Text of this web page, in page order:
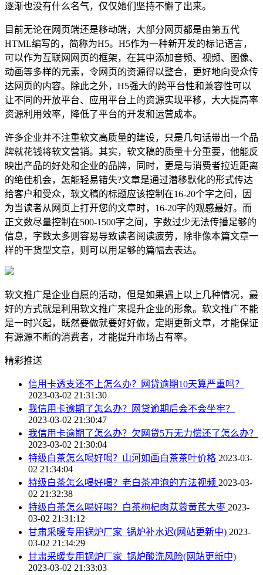
逐渐也没有什么名气，仅仅她们坚持不懈了出来。
目前无论在网页端还是移动端，大部分网页都是由第五代
HTML编写的，简称为H5。H5作为一种新开发的标记语言，
可以作为互联网网页的框架，在其中添加音频、视频、图像、
动画等多样的元素，令网页的资源得以整合，更好地向受众传
达网页的内容。除此之外，H5强大的跨平台性和兼容性可以
让不同的开放平台、应用平台上的资源实现平移，大大提高率
资源利用效率，降低了平台的开发和运营成本。
许多企业并不注重软文高质量的建设，只是几句话带出一个品
牌就花钱将软文营销。其实，软文稿的质量十分重要，他能反
映出产品的好处和企业的品牌，同时，更是与消费者拉近距离
的绝佳机会，怎能轻易错失?文章是通过潜移默化的形式传达
给客户和受众，软文稿的标题应该控制在16-20个字之间，因
为当读者从网页上打开您的文章时，16-20字的观感最好。而
正文数尽量控制在500-1500字之间，字数过少无法传播足够的
信息，字数太多则容易导致读者阅读疲劳，除非像本篇文章一
样的干货型文章，则可以用足够的篇幅去表达。
软文推广是企业自愿的活动，但是如果遇上以上几种情况，最
好的方式就是利用软文推广来提升企业的形象。软文推广不能
是一时兴起，既然要做就要好好做，定期更新文章，才能保证
有源源不断的消费者，才能提升市场占有率。
精彩推送
信用卡透支还不上怎么办？网贷逾期10天算严重吗？
2023-03-02 21:31:30
我信用卡逾期了怎么办？网贷逾期后会不会坐牢？
2023-03-02 21:30:47
我信用卡逾期了怎么办？欠网贷5万无力偿还了怎么办？
2023-03-02 21:30:04
特级白茶怎么喝好喝？山河如画白茶茶叶价格 2023-03-
02 21:34:04
特级白茶怎么喝好喝？老白茶冲泡的方法视频 2023-03-
02 21:32:38
特级白茶怎么喝好喝？白茶枸杞肉苁蓉黄芪大枣 2023-
03-02 21:31:12
甘肃采暖专用锅炉厂家_锅炉补水迟(网站更新中) 2023-
03-02 21:34:29
甘肃采暖专用锅炉厂家_锅炉酸洗风险(网站更新中)
2023-03-02 21:33:03